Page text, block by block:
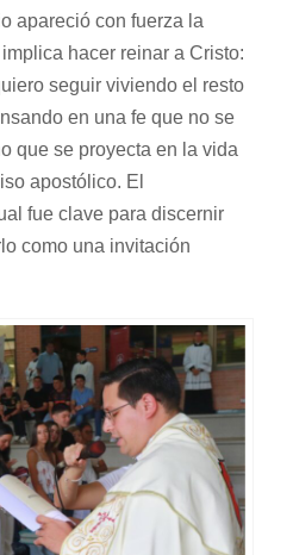
apareció con fuerza la
hacer reinar a Cristo:
seguir viviendo el resto
en una fe que no se
que se proyecta en la vida
apostólico. El
fue clave para discernir
como una invitación